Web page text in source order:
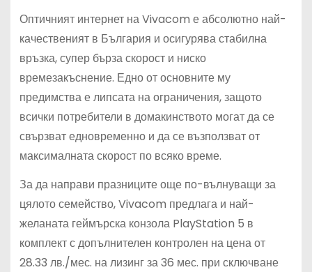
Оптичният интернет на Vivacom е абсолютно най-
качественият в България и осигурява стабилна
връзка, супер бърза скорост и ниско
времезакъснение. Едно от основните му
предимства е липсата на ограничения, защото
всички потребители в домакинството могат да се
свързват едновременно и да се възползват от
максималната скорост по всяко време.
За да направи празниците още по-вълнуващи за
цялото семейство, Vivacom предлага и най-
желаната геймърска конзола PlayStation 5 в
комплект с допълнителен контролен на цена от
28.33 лв./мес. на лизинг за 36 мес. при сключване